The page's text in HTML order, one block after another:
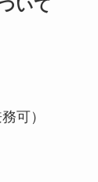
いて
可）